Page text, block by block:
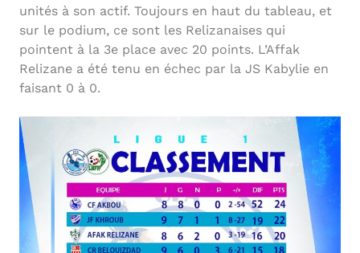
unités à son actif. Toujours en haut du tableau, et
sur le podium, ce sont les Relizanaises qui
pointent à la 3e place avec 20 points. L’Affak
Relizane a été tenu en échec par la JS Kabylie en
faisant 0 à 0.